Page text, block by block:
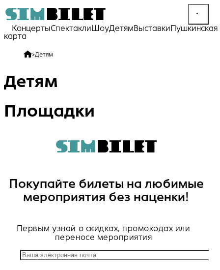
КонцертыСпектакли ШоуДетямВыставкиПушкинская
карта
>Детям
Детям
Площадки
Покупайте билеты на любимые
мероприятия без наценки!
Первым узнай о скидках, промокодах или
переносе мероприятия